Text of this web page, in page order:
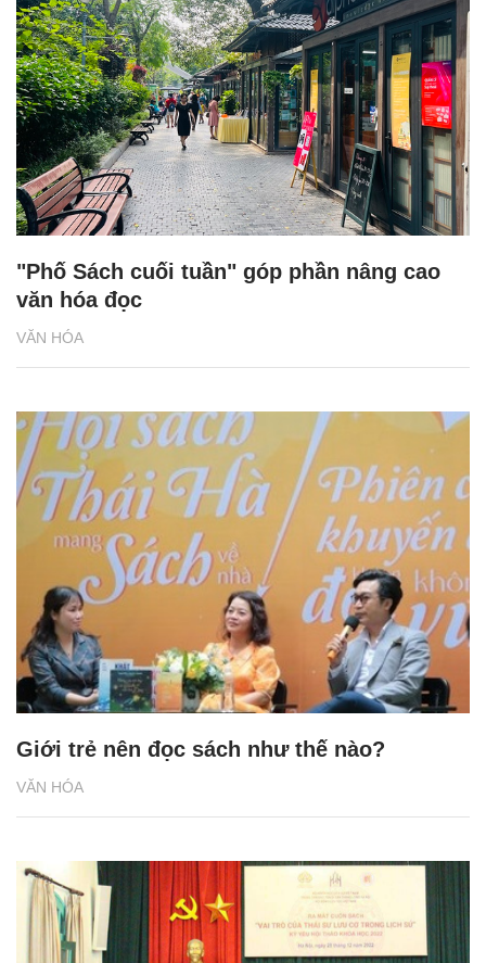
VĂN HÓA
"Phố Sách cuối tuần" góp phần nâng cao
văn hóa đọc
VĂN HÓA
Giới trẻ nên đọc sách như thế nào?